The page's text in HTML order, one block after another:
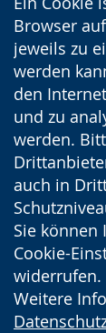
Browser
jeweils zu
werden
den
und zu
werden.
auch in
Sie
Cookie-
widerrufen.
Weitere